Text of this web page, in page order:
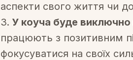
аспекти свого життя чи
У коуча буде виключно
працюють з позитивним
фокусуватися на своїх